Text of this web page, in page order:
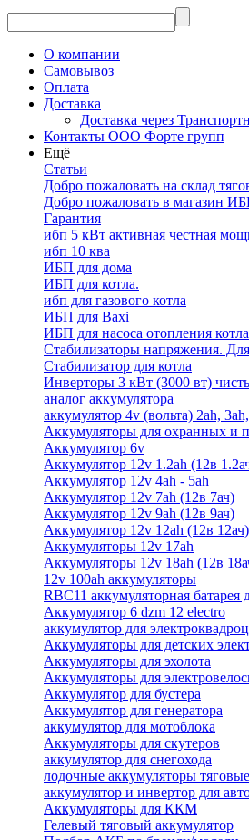
О компании
Самовывоз
Оплата
Доставка
Доставка через
Контакты ООО Форте групп
Ещё
Статьи
Добро пожаловать на склад
Добро пожаловать в магазин
Гарантия
ибп 5 кВт активная честная
ибп 10 ква
ИБП для дома
ИБП для котла.
ибп для газового котла
ИБП для Baxi
ИБП для насоса отопления котла
Стабилизаторы напряжения.
Стабилизатор для котла
Инверторы 3 кВт (3000 вт)
аналог аккумулятора
аккумулятор 4v (вольта) 2ah,
Аккумуляторы для охранных и
Аккумулятор 6v
Аккумулятор 12v 1.2ah (12в
Аккумулятор 12v 4ah - 5ah
Аккумулятор 12v 7ah (12в 7ач)
Аккумулятор 12v 9ah (12в 9ач)
Аккумулятор 12v 12ah (12в 12ач)
Аккумуляторы 12v 17ah
Аккумуляторы 12v 18ah (12в
12v 100ah аккумуляторы
RBC11 аккумуляторная
Аккумулятор 6 dzm 12 electro
аккумулятор для
Аккумуляторы для детских
Аккумуляторы для эхолота
Аккумуляторы для
Аккумулятор для бустера
Аккумулятор для генератора
аккумулятор для мотоблока
Аккумуляторы для скутеров
аккумулятор для снегохода
лодочные аккумуляторы тяговые
аккумулятор и инвертор для
Аккумуляторы для ККМ
Гелевый тяговый аккумулятор